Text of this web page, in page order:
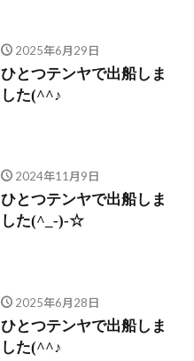
2025年6月29日
ひとつテンヤで出船しま
した(^^♪
2024年11月9日
ひとつテンヤで出船しま
した(^_-)-☆
2025年6月28日
ひとつテンヤで出船しま
した(^^♪